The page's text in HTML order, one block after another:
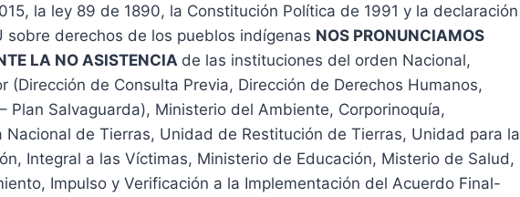
la ley 89 de 1890, la Constitución Política de 1991 y la declaración
sobre derechos de los pueblos indígenas NOS PRONUNCIAMOS
LA NO ASISTENCIA de las instituciones del orden Nacional,
(Dirección de Consulta Previa, Dirección de Derechos Humanos,
Plan Salvaguarda), Ministerio del Ambiente, Corporinoquía,
Nacional de Tierras, Unidad de Restitución de Tierras, Unidad para la
Integral a las Víctimas, Ministerio de Educación, Misterio de Salud,
Impulso y Verificación a la Implementación del Acuerdo Final-